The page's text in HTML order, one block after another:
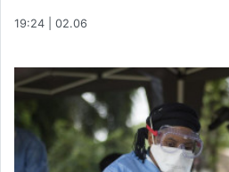
19:24 | 02.06